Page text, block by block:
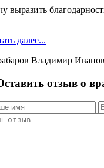
выразить
далее...
Владимир
отзыв о